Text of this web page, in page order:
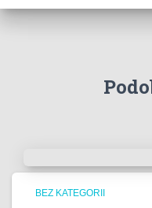
BEZ KATEGORII